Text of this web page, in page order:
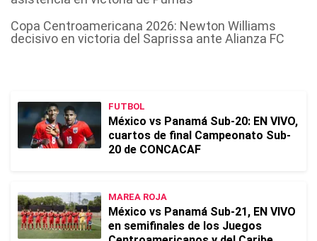
Copa Centroamericana 2026: Newton Williams
decisivo en victoria del Saprissa ante Alianza FC
FUTBOL
México vs Panamá Sub-20: EN VIVO,
cuartos de final Campeonato Sub-
20 de CONCACAF
MAREA ROJA
México vs Panamá Sub-21, EN VIVO
en semifinales de los Juegos